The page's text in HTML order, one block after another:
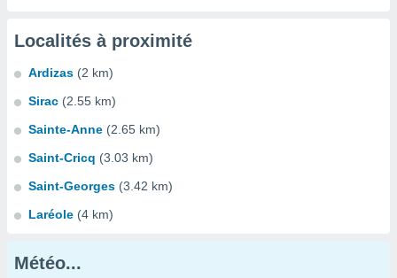
Localités à proximité
Ardizas (2 km)
Sirac (2.55 km)
Sainte-Anne (2.65 km)
Saint-Cricq (3.03 km)
Saint-Georges (3.42 km)
Laréole (4 km)
Météo...